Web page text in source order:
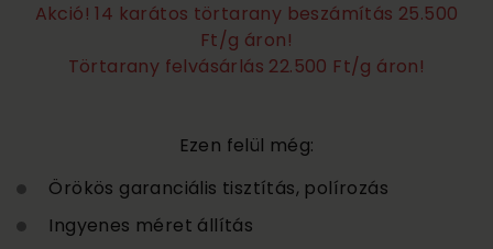
Akció! 14 karátos törtarany beszámítás 25.500
Ft/g áron!
Törtarany felvásárlás 22.500 Ft/g áron!
Ezen felül még:
Örökös garanciális tisztítás, polírozás
Ingyenes méret állítás